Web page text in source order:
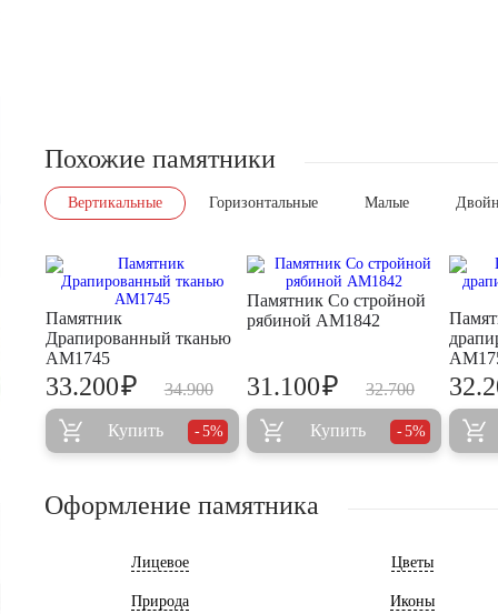
Похожие памятники
Вертикальные Горизонтальные Малые
Памятник
Драпированный тканью
AM1745
34.900
33.200₽
Купить 5%
Памятник Со стройной
рябиной AM1842
32.700
31.100₽
Купить 5%
Оформление памятника
Лицевое Цветы
Природа Иконы